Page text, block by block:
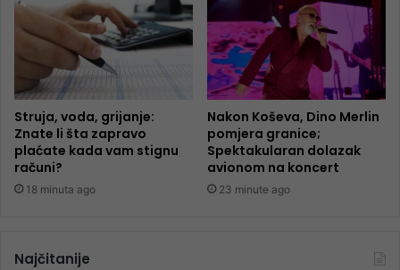
Struja, voda, grijanje:
Znate li šta zapravo
plaćate kada vam stignu
računi?
18 minuta ago
Nakon Koševa, Dino Merlin
pomjera granice;
Spektakularan dolazak
avionom na koncert
23 minute ago
Najčitanije